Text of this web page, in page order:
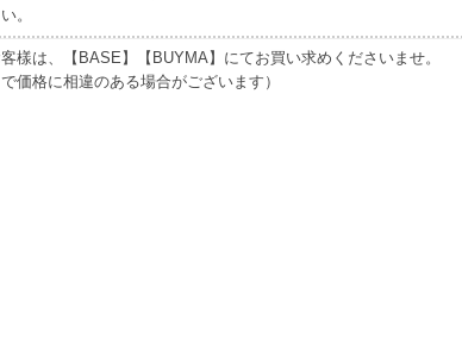
。
樣は、【BASE】【BUYMA】にてお買い求めくださいませ。
価格に相違のある場合がございます）